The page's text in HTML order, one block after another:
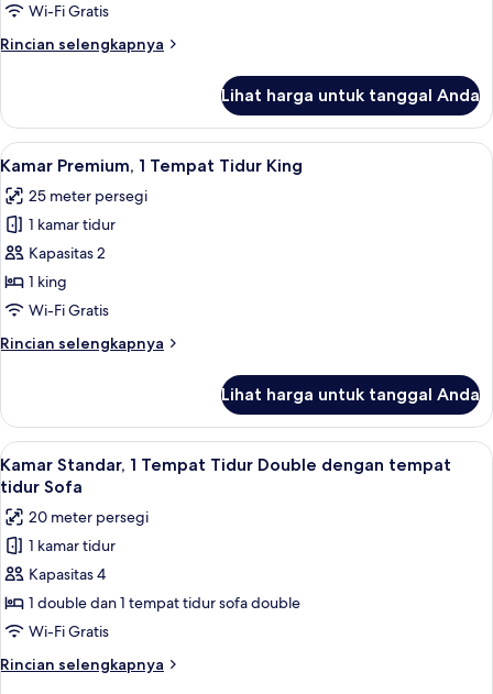
Wi-Fi Gratis
Rincian selengkapnya
Rincian
Kamar
Standar
Lihat harga untuk tanggal Anda
Lihat
semua
foto
untuk
Kamar
Premium,
1
Tidur
Brankas, meja kerja, ruang kerja
6
Kamar Premium, 1 Tempat Tidur King
25 meter persegi
1 kamar tidur
Kapasitas 2
1 king
Wi-Fi Gratis
Rincian selengkapnya
Rincian
Kamar
Premium,
1
Tempat
King
Lihat harga untuk tanggal Anda
Lihat
semua
foto
untuk
Kamar
Standar,
1
Tempat
Tidur
Double
Kamar Standar, 1 Tempat Tidur
7
Kamar Standar, 1 Tempat Tidur Double dengan tempat
tidur Sofa
20 meter persegi
1 kamar tidur
Kapasitas 4
1 double dan 1 tempat tidur sofa double
Wi-Fi Gratis
Rincian selengkapnya
Rincian